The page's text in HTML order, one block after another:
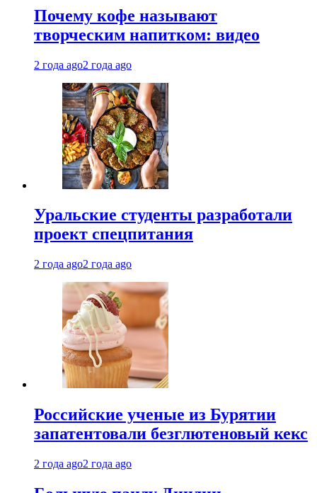
Почему кофе называют
творческим напитком: видео
2 года ago2 года ago
Уральские студенты разработали
проект спецпитания
2 года ago2 года ago
Российские ученые из Бурятии
запатентовали безглютеновый кекс
2 года ago2 года ago